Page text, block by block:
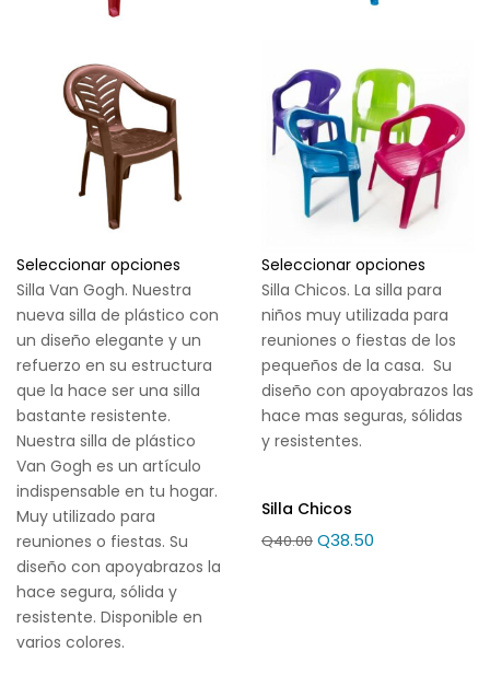
Seleccionar opciones
Silla Van Gogh. Nuestra
nueva silla de plástico con
un diseño elegante y un
refuerzo en su estructura
que la hace ser una silla
bastante resistente.
Nuestra silla de plástico
Van Gogh es un artículo
indispensable en tu hogar.
Muy utilizado para
reuniones o fiestas. Su
diseño con apoyabrazos la
hace segura, sólida y
resistente. Disponible en
varios colores.
Seleccionar opciones
Silla Chicos. La silla para
niños muy utilizada para
reuniones o fiestas de los
pequeños de la casa. Su
diseño con apoyabrazos las
hace mas seguras, sólidas
y resistentes.
Silla Chicos
Q40.00 Q38.50